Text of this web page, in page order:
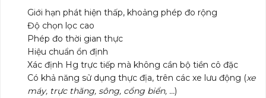
Giới hạn phát hiện thấp, khoảng phép đo rộng
Độ chọn lọc cao
Phép đo thời gian thực
Hiệu chuẩn ổn định
Xác định Hg trực tiếp mà không cần bộ tiền cô đặc
Có khả năng sử dụng thực địa, trên các xe lưu động (xe
máy, trực thăng, sông, cổng biển, …)